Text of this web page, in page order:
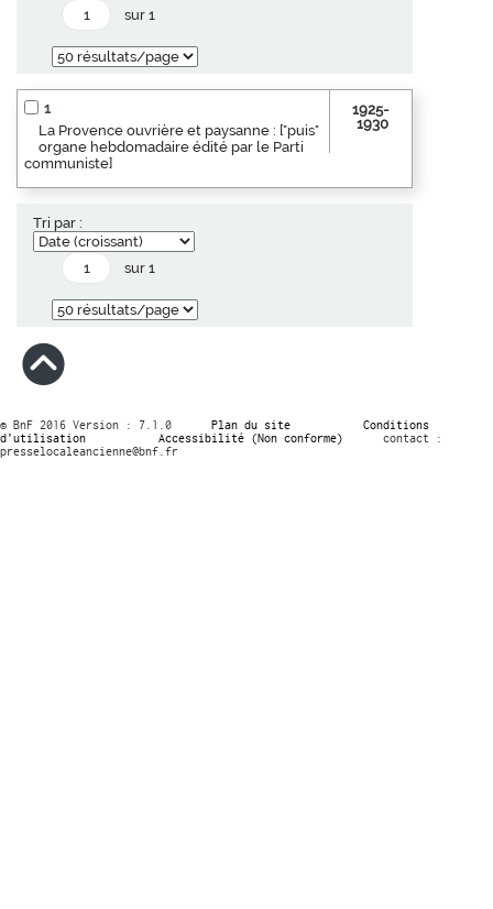
sur 1
1
La Provence ouvrière et paysanne : ["puis"
organe hebdomadaire édité par le Parti
communiste]
1925-
1930
Tri par :
sur 1
© BnF 2016 Version : 7.1.0 Plan du site
Conditions
d’utilisation
Accessibilité (Non conforme)
contact :
presselocaleancienne@bnf.fr